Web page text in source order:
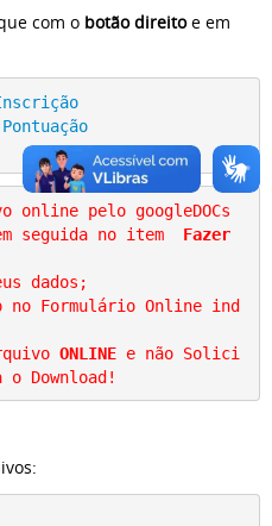
com o botão direitoe em
pelo googleDOCs
seguida no item Fazer
dados;
no Formulário Online ind
ONLINE e não Solici
o Download!